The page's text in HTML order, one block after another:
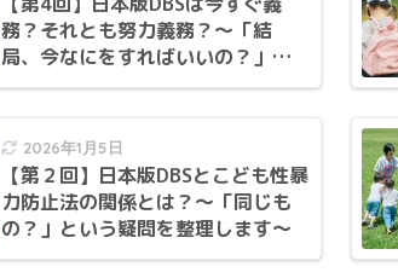
務？それとも努力義務？〜「結
局、今なにをすればいいの？」に
答えます〜
2026年1月5日
【第２回】日本版DBSとこども性暴
力防止法の関係とは？〜「同じも
の？」という疑問を整理します〜